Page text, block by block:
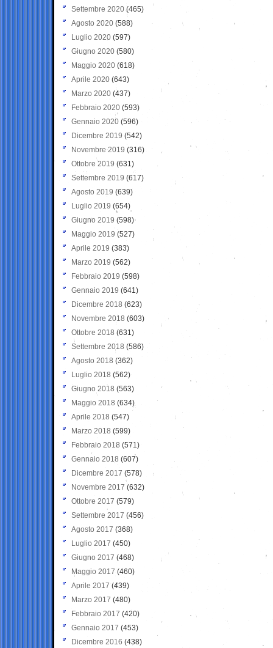
Settembre 2020(465)
Agosto 2020 (588)
Luglio 2020 (597)
Giugno 2020 (580)
Maggio 2020 (618)
Aprile 2020 (643)
Marzo 2020 (437)
Febbraio 2020 (593)
Gennaio 2020 (596)
Dicembre 2019 (542)
Novembre 2019 (316)
Ottobre 2019 (631)
Settembre 2019 (617)
Agosto 2019 (639)
Luglio 2019 (654)
Giugno 2019 (598)
Maggio 2019 (527)
Aprile 2019 (383)
Marzo 2019 (562)
Febbraio 2019 (598)
Gennaio 2019 (641)
Dicembre 2018 (623)
Novembre 2018 (603)
Ottobre 2018 (631)
Settembre 2018 (586)
Agosto 2018 (362)
Luglio 2018 (562)
Giugno 2018 (563)
Maggio 2018 (634)
Aprile 2018 (547)
Marzo 2018 (599)
Febbraio 2018 (571)
Gennaio 2018 (607)
Dicembre 2017 (578)
Novembre 2017 (632)
Ottobre 2017 (579)
Settembre 2017 (456)
Agosto 2017 (368)
Luglio 2017 (450)
Giugno 2017 (468)
Maggio 2017 (460)
Aprile 2017 (439)
Marzo 2017 (480)
Febbraio 2017 (420)
Gennaio 2017 (453)
Dicembre 2016 (438)